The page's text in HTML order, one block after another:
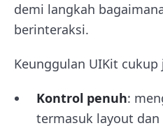
demi langkah
berinteraksi.
Keunggulan UIKit cukup
Kontrol penuh:
termasuk layout